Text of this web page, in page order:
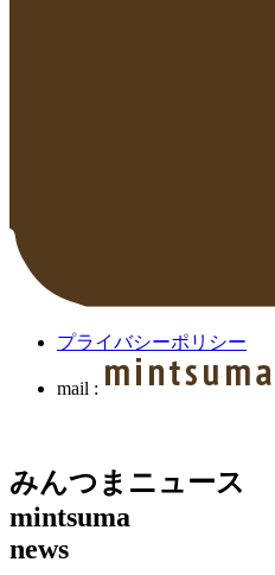
プライバシーポリシー
mail :
みんつまニュース
mintsuma
news